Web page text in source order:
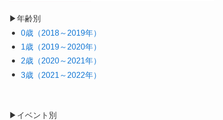
▶年齢別
0歳（2018～2019年）
1歳（2019～2020年）
2歳（2020～2021年）
3歳（2021～2022年）
▶イベント別